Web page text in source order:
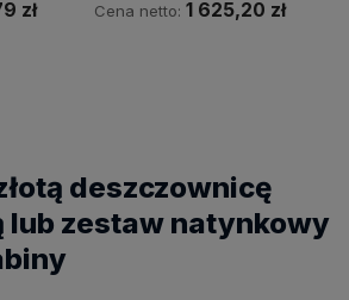
zł Cena netto: 1 625,20 zł
deszczownicę
lub zestaw natynkowy